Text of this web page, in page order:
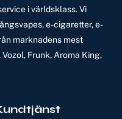
i världsklass. Vi
e-cigaretter, e-
marknadens mest
Frunk, Aroma King,